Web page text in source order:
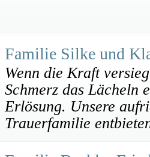
Familie Silke und
Wenn die Kraft
Schmerz das Lächeln
Erlösung. Unsere
Trauerfamilie